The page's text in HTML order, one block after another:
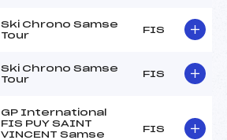
Ski Chrono Samse
Tour
FIS
Ski Chrono Samse
Tour
FIS
GP International
FIS PUY SAINT
VINCENT Samse
FIS